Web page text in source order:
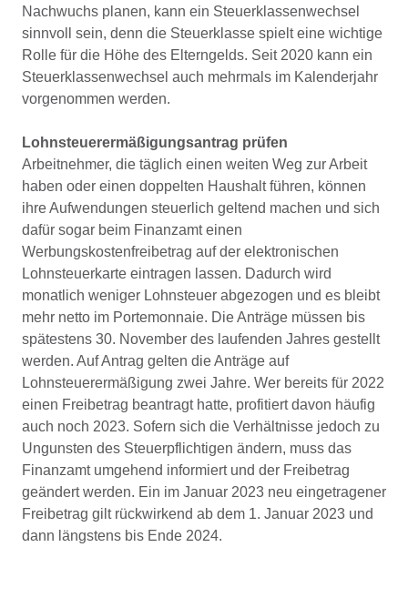
Nachwuchs planen, kann ein Steuerklassenwechsel
sinnvoll sein, denn die Steuerklasse spielt eine wichtige
Rolle für die Höhe des Elterngelds. Seit 2020 kann ein
Steuerklassenwechsel auch mehrmals im Kalenderjahr
vorgenommen werden.
Lohnsteuerermäßigungsantrag prüfen
Arbeitnehmer, die täglich einen weiten Weg zur Arbeit
haben oder einen doppelten Haushalt führen, können
ihre Aufwendungen steuerlich geltend machen und sich
dafür sogar beim Finanzamt einen
Werbungskostenfreibetrag auf der elektronischen
Lohnsteuerkarte eintragen lassen. Dadurch wird
monatlich weniger Lohnsteuer abgezogen und es bleibt
mehr netto im Portemonnaie. Die Anträge müssen bis
spätestens 30. November des laufenden Jahres gestellt
werden. Auf Antrag gelten die Anträge auf
Lohnsteuerermäßigung zwei Jahre. Wer bereits für 2022
einen Freibetrag beantragt hatte, profitiert davon häufig
auch noch 2023. Sofern sich die Verhältnisse jedoch zu
Ungunsten des Steuerpflichtigen ändern, muss das
Finanzamt umgehend informiert und der Freibetrag
geändert werden. Ein im Januar 2023 neu eingetragener
Freibetrag gilt rückwirkend ab dem 1. Januar 2023 und
dann längstens bis Ende 2024.